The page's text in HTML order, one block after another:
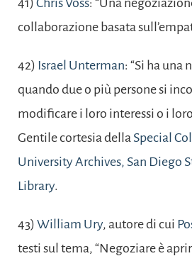
collaborazione basata
42) Israel Unterman: “Si ha una
quando due o più persone si
modificare i loro interessi o i
Gentile cortesia della Special
University Archives, San Diego
Library.
43) William Ury, autore di cui
testi sul tema, “Negoziare è